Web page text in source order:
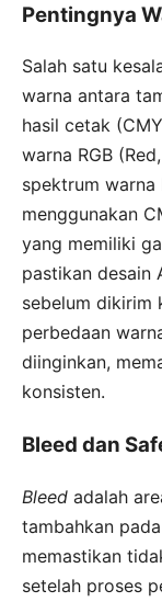
Pentingnya
Salah satu
warna antara
hasil cetak
warna RGB
spektrum warna
menggunakan
yang memiliki
pastikan desain
sebelum dikirim
perbedaan
diinginkan,
konsisten.
Bleed dan
Bleed adalah
tambahkan
memastikan
setelah proses